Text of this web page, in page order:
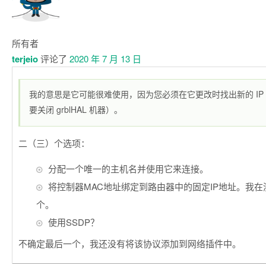
所有者
terjeio评论了 2020 年 7 月 13 日
我的意思是它可能很难使用，因为您必须在它更改时找出新的
要关闭 grblHAL 机器）。
二（三）个选项：
分配一个唯一的主机名并使用它来连接。
将控制器MAC地址绑定到路由器中的固定IP地址。我
个。
使用SSDP？
不确定最后一个，我还没有将该协议添加到网络插件中。